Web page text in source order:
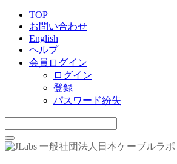
TOP
お問い合わせ
English
ヘルプ
会員ログイン
ログイン
登録
パスワード紛失
一般社団法人日本ケーブルラボ